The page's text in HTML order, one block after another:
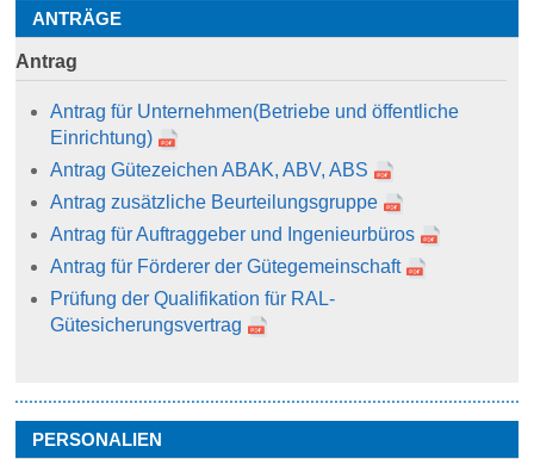
ANTRÄGE
Antrag
Antrag für Unternehmen(Betriebe und öffentliche
Einrichtung)
Antrag Gütezeichen ABAK, ABV, ABS
Antrag zusätzliche Beurteilungsgruppe
Antrag für Auftraggeber und Ingenieurbüros
Antrag für Förderer der Gütegemeinschaft
Prüfung der Qualifikation für RAL-
Gütesicherungsvertrag
PERSONALIEN